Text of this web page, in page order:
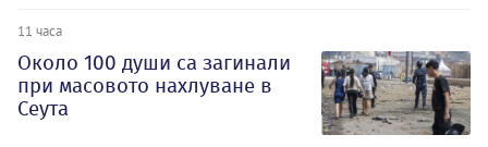
11 часа
Около 100 души са загинали
при масовото нахлуване в
Сеута